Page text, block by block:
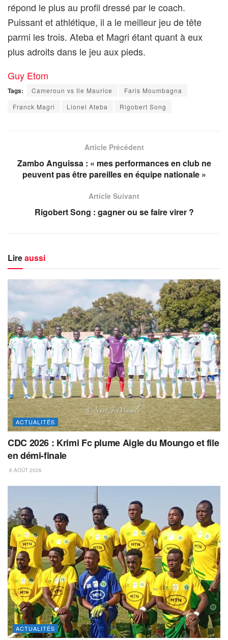
répond le plus au profil dressé par le coach.
Puissant et athlétique, il a le meilleur jeu de tête
parmi les trois. Ateba et Magri étant quant à eux
plus adroits dans le jeu aux pieds.
Guy Etom
Tags: Cameroun vs Ile Maurice
Faris Moumbagna
Franck Magri
Lionel Ateba Rigobert Song
Article Précédent
Zambo Anguissa : « mes performances en club ne
peuvent pas être pareilles en équipe nationale »
Article Suivant
Rigobert Song : gagner ou se faire virer ?
Lireaussi
ACTUALITÉS
CDC 2026 : Krimi Fc plume Aigle du Moungo et file
en démi-finale
8 AOÛT 2026
ACTUALITÉS